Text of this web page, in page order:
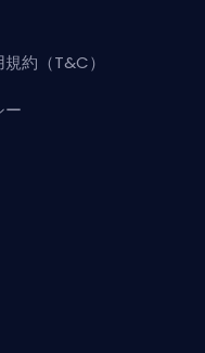
約（T&C）
ー